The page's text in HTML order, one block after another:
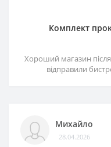
Комплект
Хороший магазин
відправили
Михайло
28.04.2026